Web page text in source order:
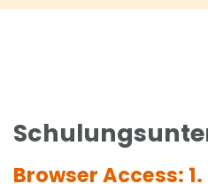
Browser Access: